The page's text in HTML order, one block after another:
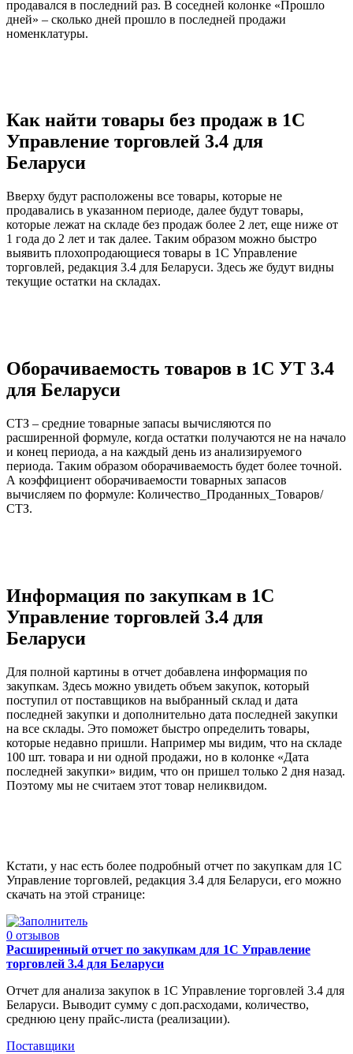
продавался в последний раз. В соседней колонке «Прошло
дней» – сколько дней прошло в последней продажи
номенклатуры.
Как найти товары без продаж в 1С
Управление торговлей 3.4 для
Беларуси
Вверху будут расположены все товары, которые не
продавались в указанном периоде, далее будут товары,
которые лежат на складе без продаж более 2 лет, еще ниже от
1 года до 2 лет и так далее. Таким образом можно быстро
выявить плохопродающиеся товары в 1С Управление
торговлей, редакция 3.4 для Беларуси. Здесь же будут видны
текущие остатки на складах.
Оборачиваемость товаров в 1С УТ 3.4
для Беларуси
СТЗ – средние товарные запасы вычисляются по
расширенной формуле, когда остатки получаются не на начало
и конец периода, а на каждый день из анализируемого
периода. Таким образом оборачиваемость будет более точной.
А коэффициент оборачиваемости товарных запасов
вычисляем по формуле: Количество_Проданных_Товаров/
СТЗ.
Информация по закупкам в 1С
Управление торговлей 3.4 для
Беларуси
Для полной картины в отчет добавлена информация по
закупкам. Здесь можно увидеть объем закупок, который
поступил от поставщиков на выбранный склад и дата
последней закупки и дополнительно дата последней закупки
на все склады. Это поможет быстро определить товары,
которые недавно пришли. Например мы видим, что на складе
100 шт. товара и ни одной продажи, но в колонке «Дата
последней закупки» видим, что он пришел только 2 дня назад.
Поэтому мы не считаем этот товар неликвидом.
Кстати, у нас есть более подробный отчет по закупкам для 1С
Управление торговлей, редакция 3.4 для Беларуси, его можно
скачать на этой странице:
0 отзывов
Расширенный отчет по закупкам для 1С Управление
торговлей 3.4 для Беларуси
Отчет для анализа закупок в 1С Управление торговлей 3.4 для
Беларуси. Выводит сумму с доп.расходами, количество,
среднюю цену прайс-листа (реализации).
Поставщики